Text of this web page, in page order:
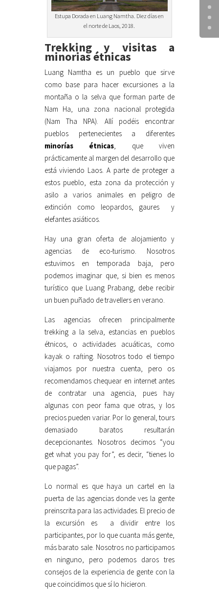
Estupa Dorada en Luang Namtha. Diez días en
el norte de Laos, 2018.
Trekking y visitas a
minorias étnicas
Luang Namtha es un pueblo que sirve
como base para hacer excursiones a la
montaña o la selva que forman parte de
Nam Ha, una zona nacional protegida
(Nam Tha NPA). Allí podéis encontrar
pueblos pertenecientes a diferentes
minorías étnicas , que viven
prácticamente al margen del desarrollo que
está viviendo Laos. A parte de proteger a
estos pueblo, esta zona da protección y
asilo a varios animales en peligro de
extinción como leopardos, gaures y
elefantes asiáticos.
Hay una gran oferta de alojamiento y
agencias de eco-turismo. Nosotros
estuvimos en temporada baja, pero
podemos imaginar que, si bien es menos
turístico que Luang Prabang, debe recibir
un buen puñado de travellers en verano.
Las agencias ofrecen principalmente
trekking a la selva, estancias en pueblos
étnicos, o actividades acuáticas, como
kayak o rafting. Nosotros todo el tiempo
viajamos por nuestra cuenta, pero os
recomendamos chequear en internet antes
de contratar una agencia, pues hay
algunas con peor fama que otras, y los
precios pueden variar. Por lo general, tours
demasiado baratos resultarán
decepcionantes. Nosotros decimos “you
get what you pay for”, es decir, “tienes lo
que pagas”.
Lo normal es que haya un cartel en la
puerta de las agencias donde ves la gente
preinscrita para las actividades. El precio de
la excursión es a dividir entre los
participantes, por lo que cuanta más gente,
más barato sale. Nosotros no participamos
en ninguno, pero podemos daros tres
consejos de la experiencia de gente con la
que coincidimos que sí lo hicieron.